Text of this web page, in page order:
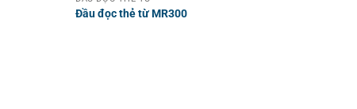
Đầu đọc thẻ từ MR300